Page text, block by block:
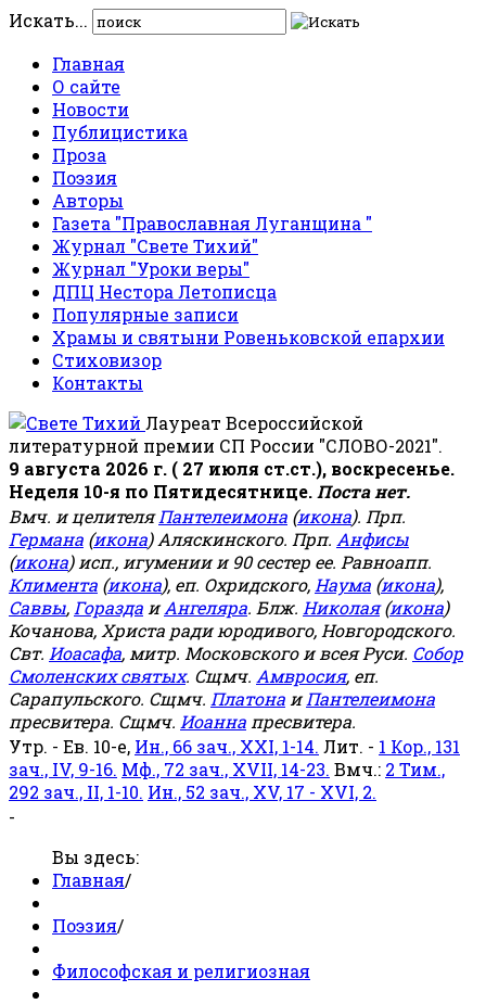
Искать...
Главная
О сайте
Новости
Публицистика
Проза
Поэзия
Авторы
Газета "Православная Луганщина "
Журнал "Свете Тихий"
Журнал "Уроки веры"
ДПЦ Нестора Летописца
Популярные записи
Храмы и святыни Ровеньковской епархии
Стиховизор
Контакты
Лауреат Всероссийской
литературной премии СП России "СЛОВО-2021".
9 августа 2026 г. ( 27 июля ст.ст.), воскресенье.
Неделя 10-я по Пятидесятнице. Поста нет.
Вмч. и целителяПантелеимона (икона). Прп.
Германа (икона) Аляскинского. Прп. Анфисы
(икона) исп., игумении и 90 сестер ее. Равноапп.
Климента (икона), еп. Охридского, Наума (икона),
Саввы, Горазда иАнгеляра. Блж. Николая(икона)
Кочанова, Христа ради юродивого, Новгородского.
Свт. Иоасафа, митр. Московского и всея Руси. Собор
Смоленских святых. Сщмч. Амвросия, еп.
Сарапульского. Сщмч. Платона иПантелеимона
пресвитера. Сщмч. Иоанна пресвитера.
Утр. - Ев. 10-е, Ин., 66 зач., XXI, 1-14. Лит. - 1 Кор., 131
зач., IV, 9-16. Мф., 72 зач., XVII, 14-23. Вмч.: 2 Тим.,
292 зач., II, 1-10. Ин., 52 зач., XV, 17 - XVI, 2.
-
Вы здесь:
Главная/
Поэзия/
Философская и религиозная